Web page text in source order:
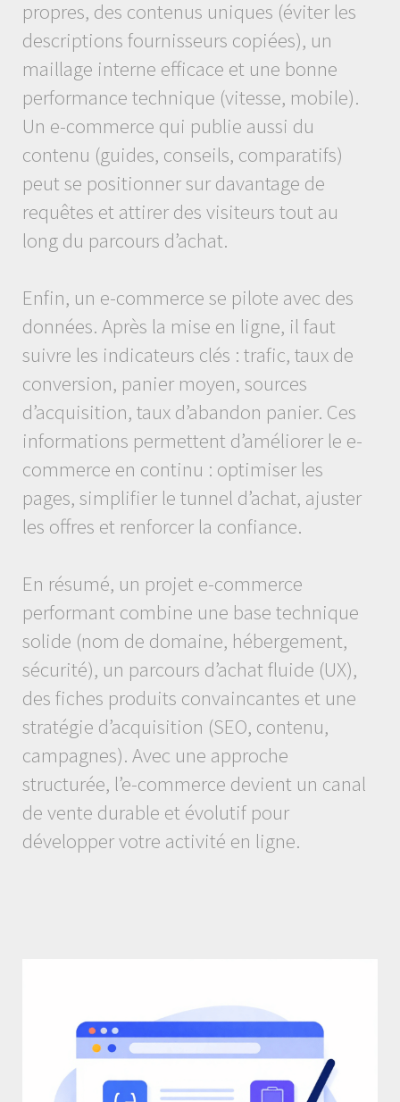
propres, des contenus uniques (éviter les
descriptions fournisseurs copiées), un
maillage interne efficace et une bonne
performance technique (vitesse, mobile).
Un e-commerce qui publie aussi du
contenu (guides, conseils, comparatifs)
peut se positionner sur davantage de
requêtes et attirer des visiteurs tout au
long du parcours d’achat.
Enfin, un e-commerce se pilote avec des
données. Après la mise en ligne, il faut
suivre les indicateurs clés : trafic, taux de
conversion, panier moyen, sources
d’acquisition, taux d’abandon panier. Ces
informations permettent d’améliorer le e-
commerce en continu : optimiser les
pages, simplifier le tunnel d’achat, ajuster
les offres et renforcer la confiance.
En résumé, un projet e-commerce
performant combine une base technique
solide (nom de domaine, hébergement,
sécurité), un parcours d’achat fluide (UX),
des fiches produits convaincantes et une
stratégie d’acquisition (SEO, contenu,
campagnes). Avec une approche
structurée, l’e-commerce devient un canal
de vente durable et évolutif pour
développer votre activité en ligne.